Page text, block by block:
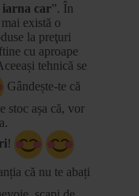
iarna car”. În
există o
la preţuri
cu aproape
tehnică se
Gândește-te că
stoc așa că, vor
!
că nu te abați